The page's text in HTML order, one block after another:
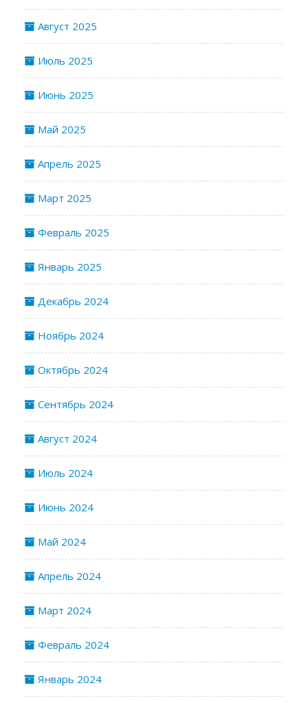
Август 2025
Июль 2025
Июнь 2025
Май 2025
Апрель 2025
Март 2025
Февраль 2025
Январь 2025
Декабрь 2024
Ноябрь 2024
Октябрь 2024
Сентябрь 2024
Август 2024
Июль 2024
Июнь 2024
Май 2024
Апрель 2024
Март 2024
Февраль 2024
Январь 2024